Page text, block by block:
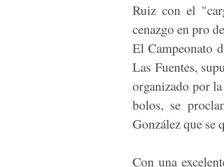
Ruiz con el
cenazgo en pro
El Campeonato
Las Fuentes,
organizado por
bolos, se
González que se
Con una